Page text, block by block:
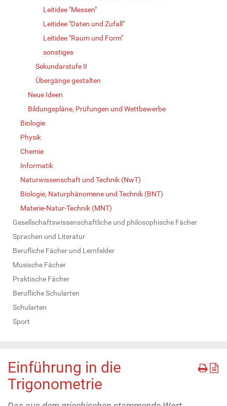
Leitidee "Messen"
Leitidee "Daten und Zufall"
Leitidee "Raum und Form"
sonstiges
Sekundarstufe II
Übergänge gestalten
Neue Ideen
Bildungspläne, Prüfungen und Wettbewerbe
Biologie
Physik
Chemie
Informatik
Naturwissenschaft und Technik (NwT)
Biologie, Naturphänomene und Technik (BNT)
Materie-Natur-Technik (MNT)
Gesellschaftswissenschaftliche und philosophische Fächer
Sprachen und Literatur
Berufliche Fächer und Lernfelder
Musische Fächer
Praktische Fächer
Berufliche Schularten
Schularten
Sport
Einführung in die
Trigonometrie